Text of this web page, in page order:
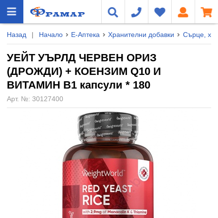
Назад | Начало Е-Аптека Хранителни добавки Сърце,
УЕЙТ УЪРЛД ЧЕРВЕН ОРИЗ
(ДРОЖДИ) + КОЕНЗИМ Q10 И
ВИТАМИН B1 капсули * 180
Арт. №: 30127400